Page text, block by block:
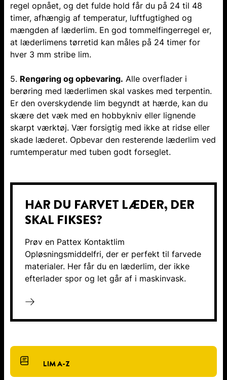
regel opnået, og det fulde hold får du på 24 til 48
timer, afhængig af temperatur, luftfugtighed og
mængden af læderlim. En god tommelfingerregel er,
at læderlimens tørretid kan måles på 24 timer for
hver 3 mm stribe lim.
5. Rengøring og opbevaring. Alle overflader i
berøring med læderlimen skal vaskes med terpentin.
Er den overskydende lim begyndt at hærde, kan du
skære det væk med en hobbykniv eller lignende
skarpt værktøj. Vær forsigtig med ikke at ridse eller
skade læderet. Opbevar den resterende læderlim ved
rumtemperatur med tuben godt forseglet.
HAR DU FARVET LÆDER, DER
SKAL FIKSES?
Prøv en Pattex Kontaktlim
Opløsningsmiddelfri, der er perfekt til farvede
materialer. Her får du en læderlim, der ikke
efterlader spor og let går af i maskinvask.
LIM A-Z